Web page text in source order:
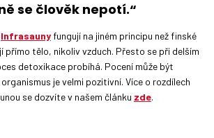
se člověk nepotí.“
Infrasaunyfungují na jiném principu než finské
přímo tělo, nikoliv vzduch. Přesto se při delším
detoxikace probíhá. Pocení může být
je velmi pozitivní. Více o rozdílech
se dozvíte v našem článku zde.